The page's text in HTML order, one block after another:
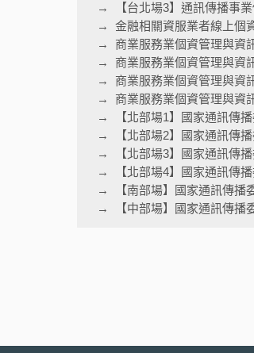
【台北場3】通訊傳播事
金融相關資服業者線上個
商業服務業個資管理與資
商業服務業個資管理與資
商業服務業個資管理與資
商業服務業個資管理與資
【北部場1】國家通訊傳
【北部場2】國家通訊傳
【北部場3】國家通訊傳
【北部場4】國家通訊傳
【南部場】國家通訊傳
【中部場】國家通訊傳